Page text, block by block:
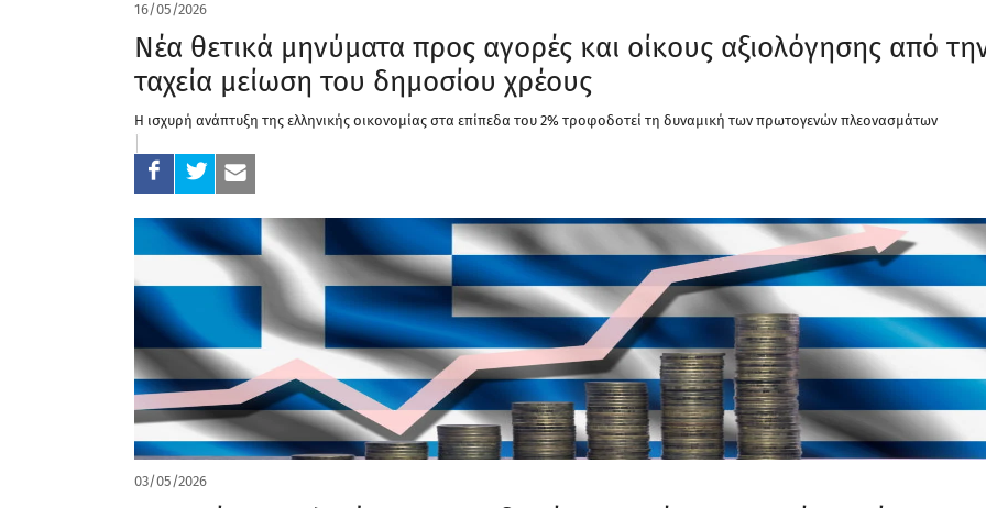
16/05/2026
Νέα θετικά μηνύματα προς αγορές και οίκους αξιολόγησης από
ταχεία μείωση του δημοσίου χρέους
Η ισχυρή ανάπτυξη της ελληνικής οικονομίας στα επίπεδα του 2% τροφοδοτεί τη δυναμική των πρωτογενών πλεονασμάτων
03/05/2026